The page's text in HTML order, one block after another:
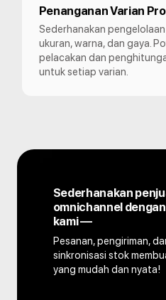
Penanganan Varian
Sederhanakan
ukuran, warna, dan gaya.
pelacakan dan
untuk setiap varian.
Sederhanakan
omnichannel
kami —
Pesanan, pengiriman,
sinkronisasi stok
yang mudah dan nyata!